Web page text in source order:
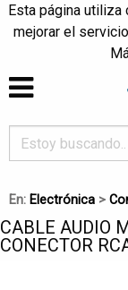
Esta página
mejorar el
En: Electrónica >
CABLE AUDIO
CONECTOR